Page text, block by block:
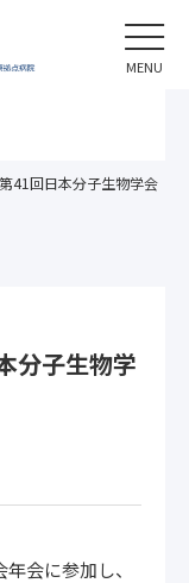
MENU
41回日本分子生物学会
分子生物学
会に参加し、